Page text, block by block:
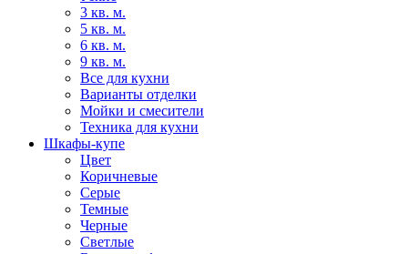
3 кв. м.
5 кв. м.
6 кв. м.
9 кв. м.
Все для кухни
Варианты отделки
Мойки и смесители
Техника для кухни
Шкафы-купе
Цвет
Коричневые
Серые
Темные
Черные
Светлые